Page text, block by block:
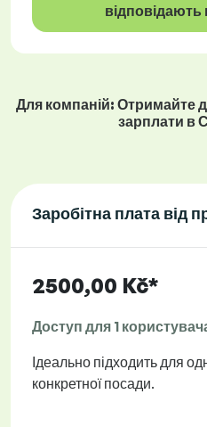
відповідають
Для компаній: Отримайте
зарплати в
Заробітна плата від
2500,00 Kč*
Доступ для 1
Ідеально підходить для
конкретної посади.